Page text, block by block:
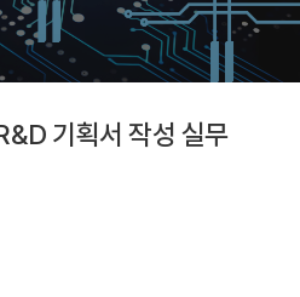
기획서 작성 실무